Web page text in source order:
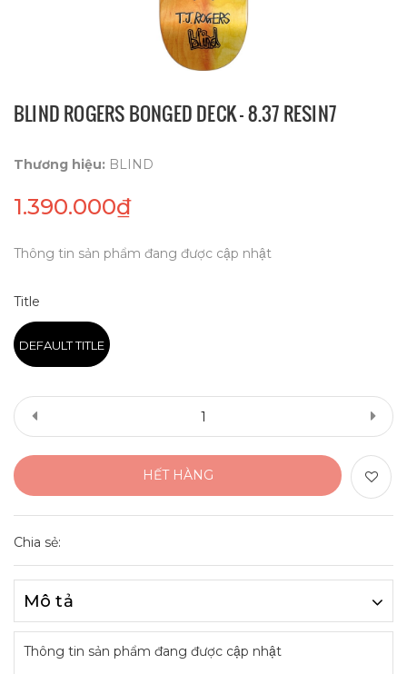
BLIND ROGERS BONGED DECK - 8.37 RESIN7
Thương hiệu: BLIND
1.390.000₫
Thông tin sản phẩm đang được cập nhật
Title
DEFAULT TITLE
HẾT HÀNG
Chia sẻ:
Mô tả
Thông tin sản phẩm đang được cập nhật